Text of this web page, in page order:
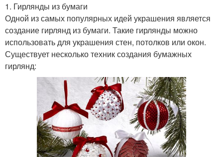
1. Гирлянды из бумаги
Одной из самых популярных идей украшения является
создание гирлянд из бумаги. Такие гирлянды можно
использовать для украшения стен, потолков или окон.
Существует несколько техник создания бумажных
гирлянд: